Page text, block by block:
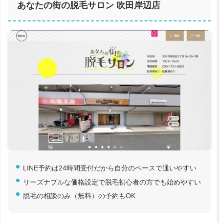
あなたの街の脱毛サロン 吹田岸辺店
LINE予約は24時間受付だから自分のペースで通いやすい
リーズナブルな価格設定で脱毛初心者の方でも始めやすい
脱毛の相談のみ（無料）の予約もOK